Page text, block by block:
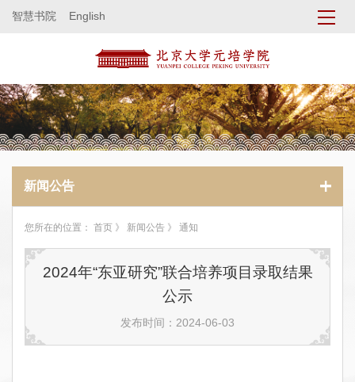
智慧书院 English
新闻公告
您所在的位置： 首页 》 新闻公告 》 通知
2024年“东亚研究”联合培养项目录取结果
公示
发布时间：2024-06-03